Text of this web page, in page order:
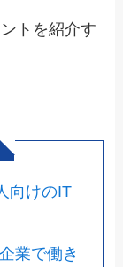
トを紹介す
向けのIT
業で働き